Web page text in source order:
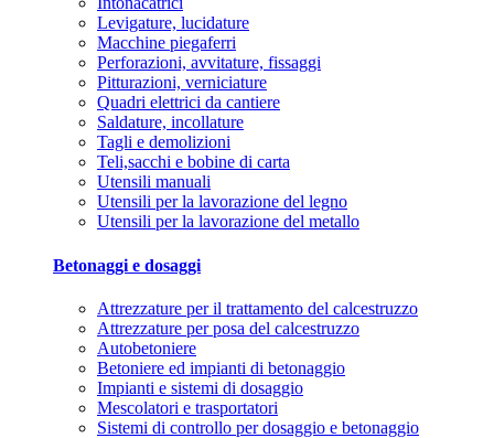
Levigature, lucidature
Macchine piegaferri
Perforazioni, avvitature, fissaggi
Pitturazioni, verniciature
Quadri elettrici da cantiere
Saldature, incollature
Tagli e demolizioni
Teli,sacchi e bobine di carta
Utensili manuali
Utensili per la lavorazione del legno
Utensili per la lavorazione del metallo
Betonaggi e dosaggi
Attrezzature per il trattamento del calcestruzzo
Attrezzature per posa del calcestruzzo
Autobetoniere
Betoniere ed impianti di betonaggio
Impianti e sistemi di dosaggio
Mescolatori e trasportatori
Sistemi di controllo per dosaggio e betonaggio